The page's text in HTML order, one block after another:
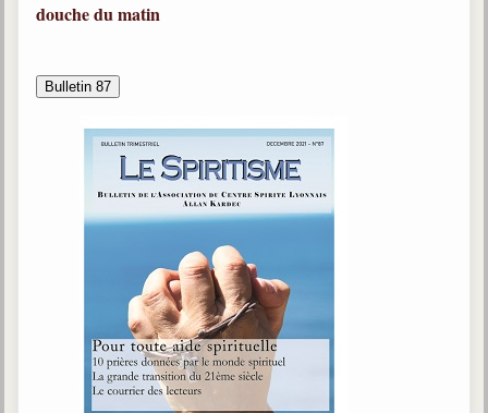
douche du matin
Bulletin 87